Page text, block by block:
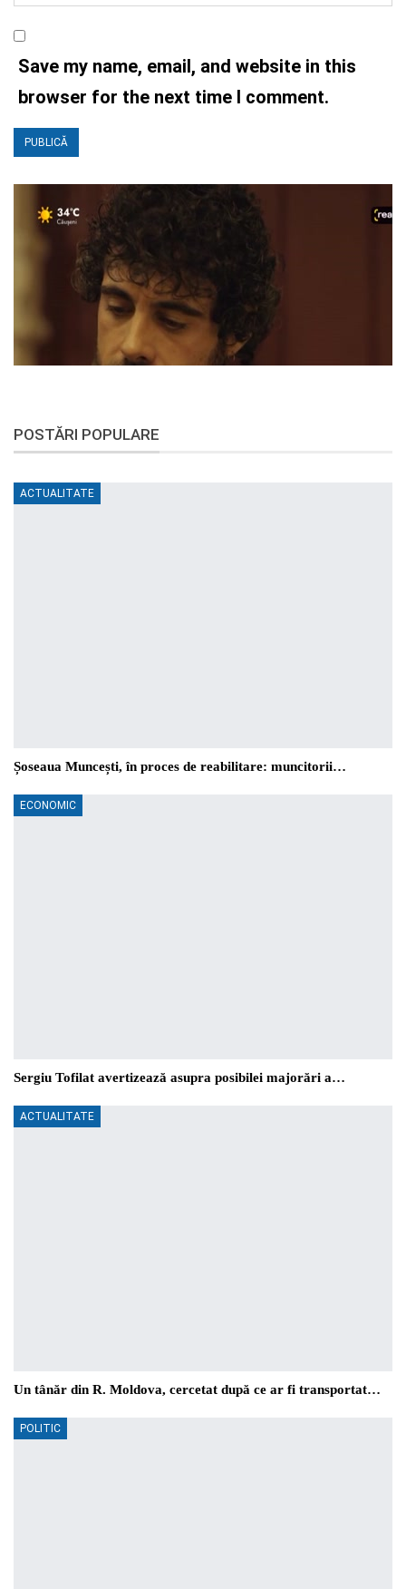
Save my name, email, and website in this
browser for the next time I comment.
POSTĂRI POPULARE
ACTUALITATE
Șoseaua Muncești, în proces de reabilitare: muncitorii…
ECONOMIC
Sergiu Tofilat avertizează asupra posibilei majorări a…
ACTUALITATE
Un tânăr din R. Moldova, cercetat după ce ar fi transportat…
POLITIC